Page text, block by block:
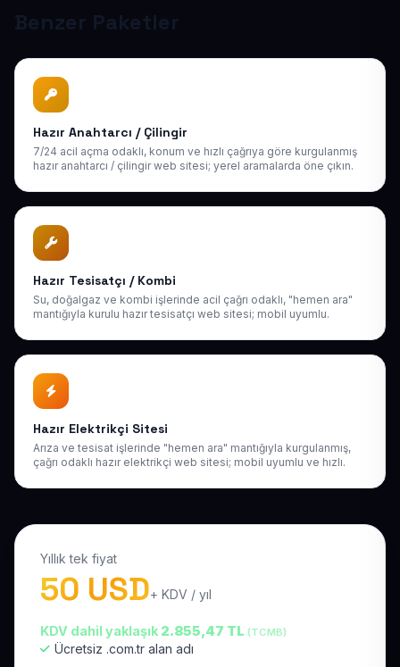
Google mobil sıralamasına uygundur.
Benzer Paketler
Hazır Anahtarcı / Çilingir
7/24 acil açma odaklı, konum ve hızlı çağrıya göre kurgulanmış
hazır anahtarcı / çilingir web sitesi; yerel aramalarda öne çıkın.
Hazır Tesisatçı / Kombi
Su, doğalgaz ve kombi işlerinde acil çağrı odaklı, "hemen ara"
mantığıyla kurulu hazır tesisatçı web sitesi; mobil uyumlu.
Hazır Elektrikçi Sitesi
Arıza ve tesisat işlerinde "hemen ara" mantığıyla kurgulanmış,
çağrı odaklı hazır elektrikçi web sitesi; mobil uyumlu ve hızlı.
Yıllık tek fiyat
50 USD+ KDV / yıl
KDV dahil yaklaşık 2.855,47 TL (TCMB)
Ücretsiz .com.tr alan adı